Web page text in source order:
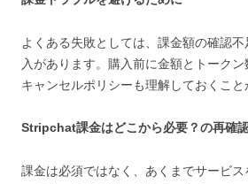
よくある失敗としては、課金額の確認
入があります。購入前に金額とトークン
キャンセルポリシーも理解しておくこと
Stripchat課金はどこから必要？の再確
課金は必須ではなく、あくまでサービ